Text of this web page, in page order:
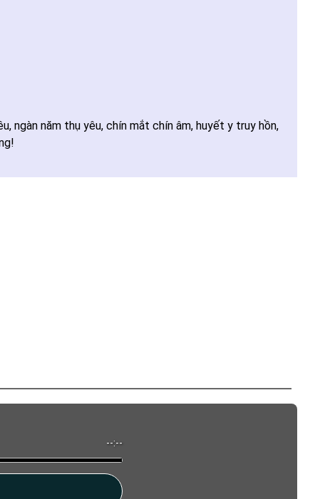
ngàn năm thụ yêu, chín mắt chín âm, huyết y truy hồn,
--:--